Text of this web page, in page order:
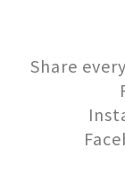
Share